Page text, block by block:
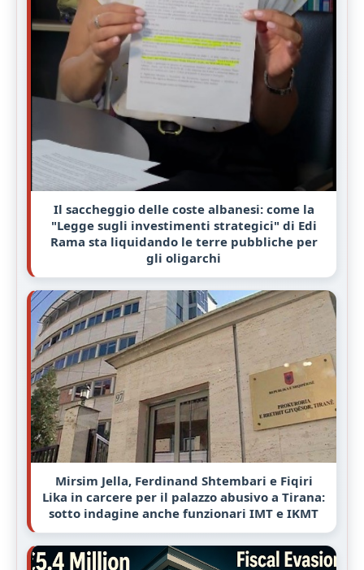
Il saccheggio delle coste albanesi: come la
"Legge sugli investimenti strategici" di Edi
Rama sta liquidando le terre pubbliche per
gli oligarchi
Mirsim Jella, Ferdinand Shtembari e Fiqiri
Lika in carcere per il palazzo abusivo a Tirana:
sotto indagine anche funzionari IMT e IKMT